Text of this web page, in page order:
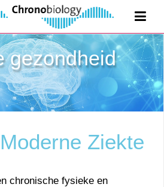
gezondheid
Ziekte
chronische fysieke en